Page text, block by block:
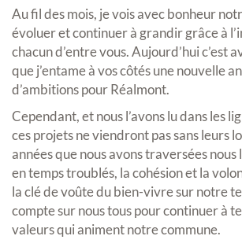
Au fil des mois, je vois avec bonheur
évoluer et continuer à grandir grâce à
chacun d’entre vous. Aujourd’hui c’est
que j’entame à vos côtés une nouvelle
d’ambitions pour Réalmont.
Cependant, et nous l’avons lu dans les
ces projets ne viendront pas sans leurs
années que nous avons traversées nous
en temps troublés, la cohésion et la
la clé de voûte du bien-vivre sur notre
compte sur nous tous pour continuer à
valeurs qui animent notre commune.